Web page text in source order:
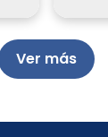
Ver más